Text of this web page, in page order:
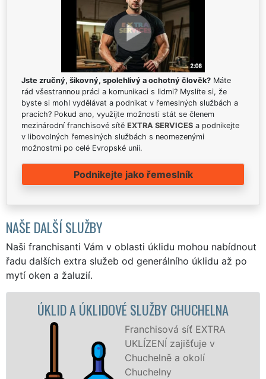
Jste zručný, šikovný, spolehlivý a ochotný člověk? Máte
rád všestrannou práci a komunikaci s lidmi? Myslíte si, že
byste si mohl vydělávat a podnikat v řemeslných službách a
pracích? Pokud ano, využijte možnosti stát se členem
mezinárodní franchisové sítě EXTRA SERVICES a podnikejte
v libovolných řemeslných službách s neomezenými
možnostmi po celé Evropské unii.
Podnikejte jako řemeslník
NAŠE DALŠÍ SLUŽBY
Naši franchisanti Vám v oblasti úklidu mohou nabídnout
řadu dalších extra služeb od generálního úklidu až po
mytí oken a žaluzií.
SLUŽBY CHUCHELNA
Franchisová síť EXTRA
UKLÍZENÍ zajišťuje v
Chuchelně a okolí
Chuchelny